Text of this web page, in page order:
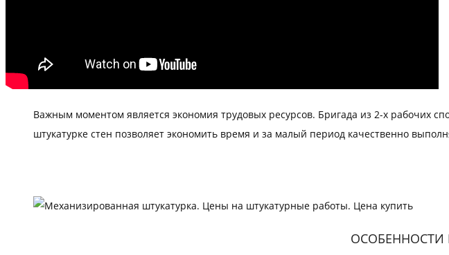
Важным моментом является экономия трудовых ресурсов. Бригада из 2-х рабочих
штукатурке стен позволяет экономить время и за малый период качественно